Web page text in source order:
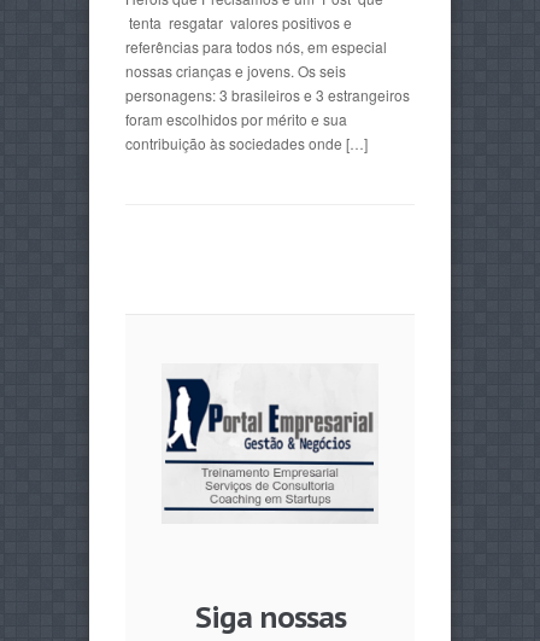
tenta resgatar valores positivos e
referências para todos nós, em especial
nossas crianças e jovens. Os seis
personagens: 3 brasileiros e 3 estrangeiros
foram escolhidos por mérito e sua
contribuição às sociedades onde […]
Siga nossas